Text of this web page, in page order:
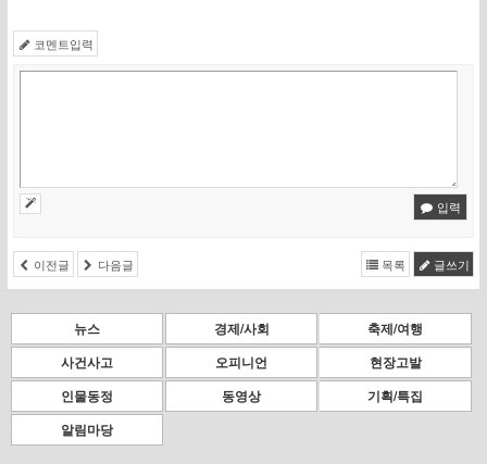
코멘트입력
입력
이전글 다음글 목록 글쓰기
뉴스 경제/사회
축제/여행
사건사고
오피니언
현장고발
인물동정
동영상
기획/특집
알림마당